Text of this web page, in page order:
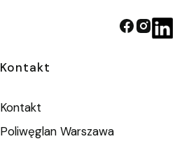
Linki w stopce
Kontakt
Kontakt
Poliwęglan Warszawa